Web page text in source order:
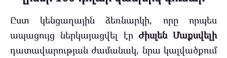
Ըստ կենցաղային ձեռնարկի, որը որպես
ապացույց ներկայացվել էր Ժիսլեն Մաքսվելի
դատավարության ժամանակ, նրա կալվածքում